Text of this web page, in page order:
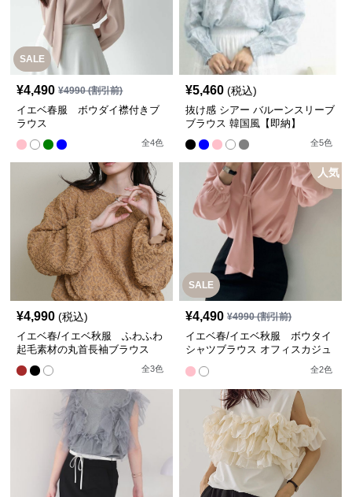
SALE
¥4,490 ¥4990(割引前)
イエベ春服 ボウダイ襟付きブ
ラウス
全4色
¥5,460 (税込)
抜け感 シアー バルーンスリーブ
ブラウス 韓国風【即納】
全5色
¥4,990 (税込)
イエベ春/イエベ秋服 ふわふわ
起毛素材の丸首長袖ブラウス
全3色
SALE
人気
¥4,490 ¥4990(割引前)
イエベ春/イエベ秋服 ボウタイ
シャツブラウス オフィスカジュ
全2色